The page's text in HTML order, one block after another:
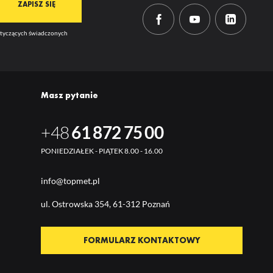
świadczonych
Masz pytanie
+4861 872 75 00
PONIEDZIAŁEK - PIĄTEK 8.00 - 16.00
info@topmet.pl
ul. Ostrowska 354, 61-312 Poznań
FORMULARZ KONTAKTOWY